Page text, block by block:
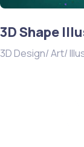
3D Shape
3D Design/ Art/